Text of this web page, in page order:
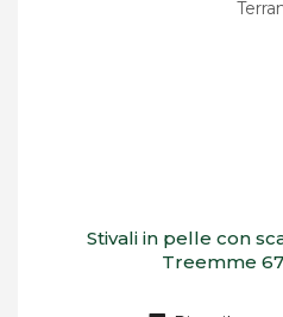
Stivali in pelle con
Treemme